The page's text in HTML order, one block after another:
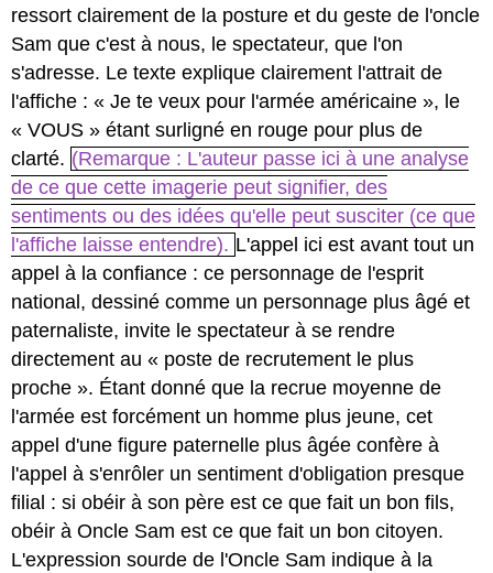
ressort clairement de la posture et du geste de l'oncle
Sam que c'est à nous, le spectateur, que l'on
s'adresse. Le texte explique clairement l'attrait de
l'affiche : « Je te veux pour l'armée américaine », le
« VOUS » étant surligné en rouge pour plus de
clarté. (Remarque : L'auteur passe ici à une analyse
de ce que cette imagerie peut signifier, des
sentiments ou des idées qu'elle peut susciter (ce que
l'affiche laisse entendre). L'appel ici est avant tout un
appel à la confiance : ce personnage de l'esprit
national, dessiné comme un personnage plus âgé et
paternaliste, invite le spectateur à se rendre
directement au « poste de recrutement le plus
proche ». Étant donné que la recrue moyenne de
l'armée est forcément un homme plus jeune, cet
appel d'une figure paternelle plus âgée confère à
l'appel à s'enrôler un sentiment d'obligation presque
filial : si obéir à son père est ce que fait un bon fils,
obéir à Oncle Sam est ce que fait un bon citoyen.
L'expression sourde de l'Oncle Sam indique à la